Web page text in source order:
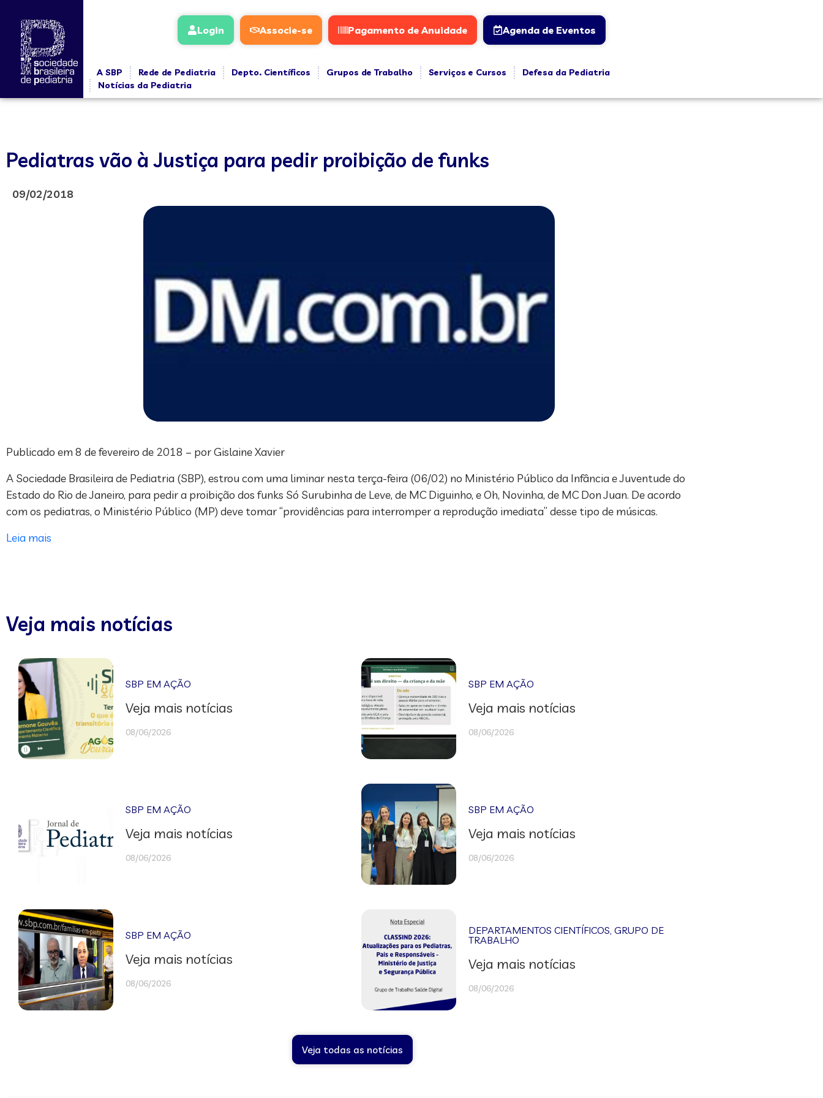
Login Associe-se Pagamento de Anuidade Agenda de Eventos
A SBP Rede de Pediatria Depto. Científicos Grupos de Trabalho Serviços e Cursos
Defesa da Pediatria
Notícias da Pediatria
Pediatras vão à Justiça para pedir proibição de funks
09/02/2018
Publicado em 8 de fevereiro de 2018 – por Gislaine Xavier
A Sociedade Brasileira de Pediatria (SBP), estrou com uma liminar nesta terça-feira (06/02) no Ministério Público da Infância e Juventude do
Estado do Rio de Janeiro, para pedir a proibição dos funks Só Surubinha de Leve, de MC Diguinho, e Oh, Novinha, de MC Don Juan. De acordo
com os pediatras, o Ministério Público (MP) deve tomar “providências para interromper a reprodução imediata” desse tipo de músicas.
Leia mais
Veja mais notícias
SBP EM AÇÃO
Veja mais notícias
08/06/2026
SBP EM AÇÃO
Veja mais notícias
08/06/2026
SBP EM AÇÃO
Veja mais notícias
08/06/2026
SBP EM AÇÃO
Veja mais notícias
08/06/2026
SBP EM AÇÃO
Veja mais notícias
08/06/2026
DEPARTAMENTOS CIENTÍFICOS,GRUPO DE
TRABALHO
Veja mais notícias
08/06/2026
Veja todas as notícias